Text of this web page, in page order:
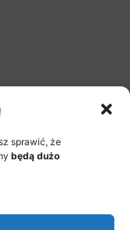
sprawić, że
będą dużo